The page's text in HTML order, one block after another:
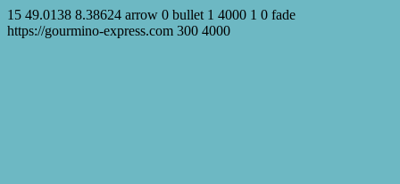
15 49.0138 8.38624 arrow 0 bullet 1 4000 1 0 fade
https://gourmino-express.com 300 4000